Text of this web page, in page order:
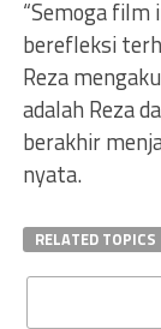
“Semoga film
berefleksi
Reza
adalah Reza
berakhir
nyata.
RELATED TOPICS